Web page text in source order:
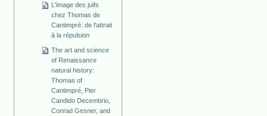
L'image des juifs
chez Thomas de
Cantimpré: de l'attrait
à la répulsion
The art and science
of Renaissance
natural history:
Thomas of
Cantimpré, Pier
Candido Decembrio,
Conrad Gesner, and